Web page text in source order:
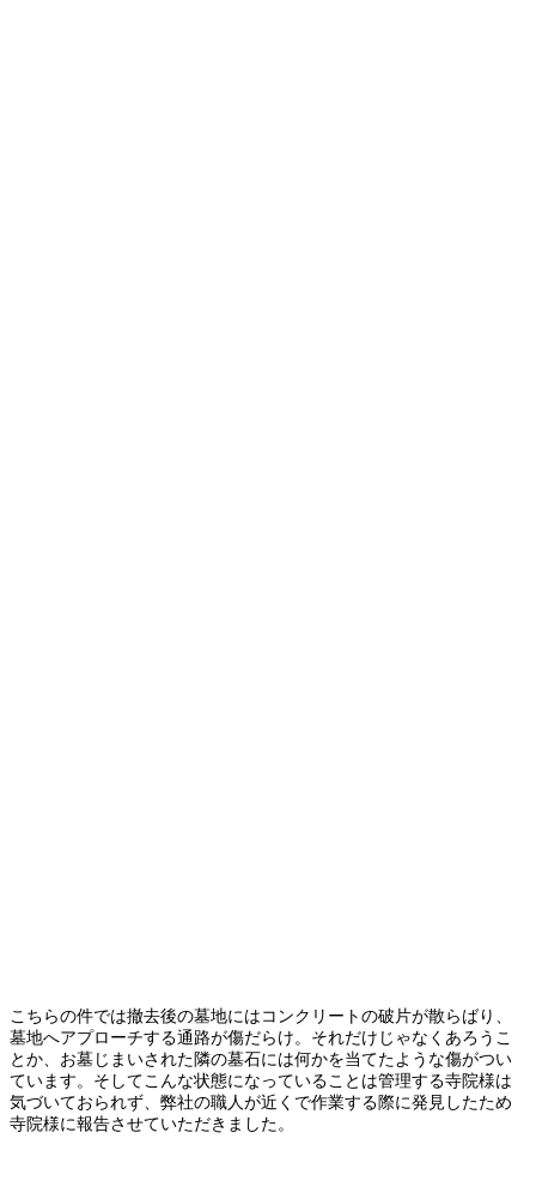
こちらの件では撤去後の墓地にはコンクリートの破片が散らばり、
墓地へアプローチする通路が傷だらけ。それだけじゃなくあろうこ
とか、お墓じまいされた隣の墓石には何かを当てたような傷がつい
ています。そしてこんな状態になっていることは管理する寺院様は
気づいておられず、弊社の職人が近くで作業する際に発見したため
寺院様に報告させていただきました。